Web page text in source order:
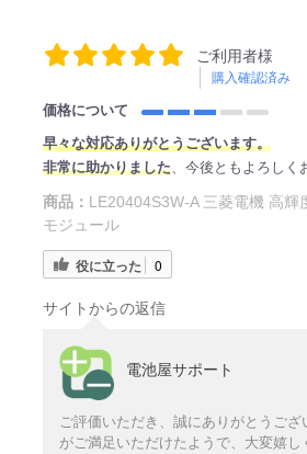
ご利用者様
購入確認済み
価格について
早々な対応ありがとうございます。
非常に助かりました、今後ともよろしく
商品： LE20404S3W-A 三菱電機 高輝
モジュール
役に立った 0
サイトからの返信
電池屋サポート
ご評価いただき、誠にありがとうご
がご満足いただけたようで、大変嬉し